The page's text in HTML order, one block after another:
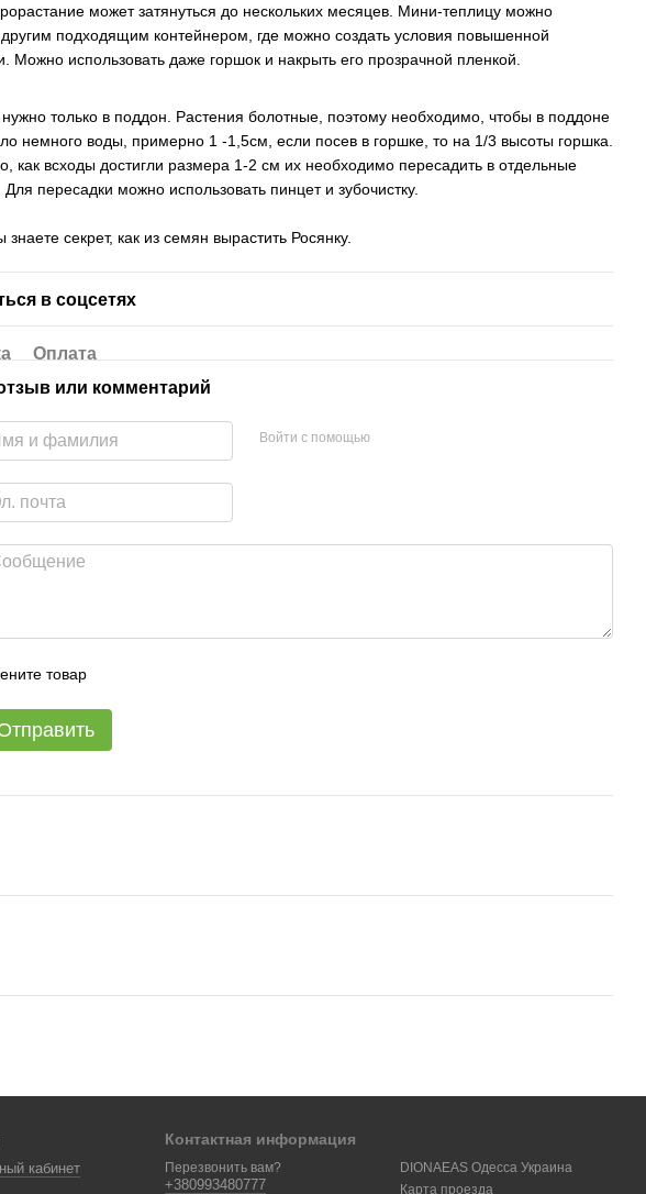
может затянуться до нескольких месяцев. Мини-теплицу можно
подходящим контейнером, где можно создать условия повышенной
Можно использовать даже горшок и накрыть его прозрачной пленкой.
только в поддон. Растения болотные, поэтому необходимо, чтобы в поддоне
немного воды, примерно 1 -1,5см, если посев в горшке, то на 1/3 высоты горшка.
как всходы достигли размера 1-2 см их необходимо пересадить в отдельные
Для пересадки можно использовать пинцет и зубочистку.
секрет, как из семян вырастить Росянку.
в соцсетях
Оплата
или комментарий
Войти с помощью
товар
кабинет
Контактная информация
Перезвонить вам?
+380993480777
DIONAEAS Одесса Украина
Карта проезда